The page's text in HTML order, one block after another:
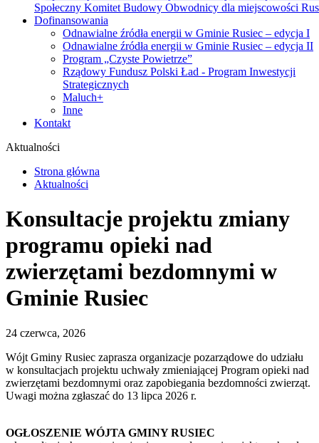
Społeczny Komitet Budowy Obwodnicy dla miejscowości
Dofinansowania
Odnawialne źródła energii w Gminie Rusiec – edycja I
Odnawialne źródła energii w Gminie Rusiec – edycja II
Program „Czyste Powietrze”
Rządowy Fundusz Polski Ład - Program Inwestycji
Strategicznych
Maluch+
Inne
Kontakt
Aktualności
Strona główna
Aktualności
Konsultacje projektu zmiany
programu opieki nad
zwierzętami bezdomnymi w
Gminie Rusiec
24 czerwca, 2026
Wójt Gminy Rusiec zaprasza organizacje pozarządowe do udziału
w konsultacjach projektu uchwały zmieniającej Program opieki nad
zwierzętami bezdomnymi oraz zapobiegania bezdomności zwierząt.
Uwagi można zgłaszać do 13 lipca 2026 r.
OGŁOSZENIE WÓJTA GMINY RUSIEC